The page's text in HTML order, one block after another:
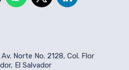
Norte No. 2128, Col. Flor
El Salvador